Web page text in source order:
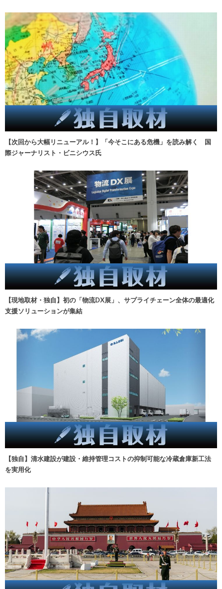
【次回から大幅リニューアル！】「今そこにある危機」を読み解く 国
際ジャーナリスト・ビニシウス氏
【現地取材・独自】初の「物流DX展」、サプライチェーン全体の最適化
支援ソリューションが集結
【独自】清水建設が建設・維持管理コストの抑制可能な冷蔵倉庫新工法
を実用化